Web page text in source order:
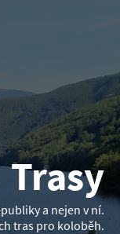
Trasy
a nejen v ní.
tras pro koloběh.